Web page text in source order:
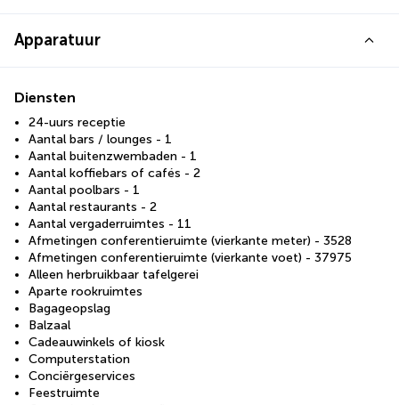
Apparatuur
Diensten
24-uurs receptie
Aantal bars / lounges - 1
Aantal buitenzwembaden - 1
Aantal koffiebars of cafés - 2
Aantal poolbars - 1
Aantal restaurants - 2
Aantal vergaderruimtes - 11
Afmetingen conferentieruimte (vierkante meter) - 3528
Afmetingen conferentieruimte (vierkante voet) - 37975
Alleen herbruikbaar tafelgerei
Aparte rookruimtes
Bagageopslag
Balzaal
Cadeauwinkels of kiosk
Computerstation
Conciërgeservices
Feestruimte